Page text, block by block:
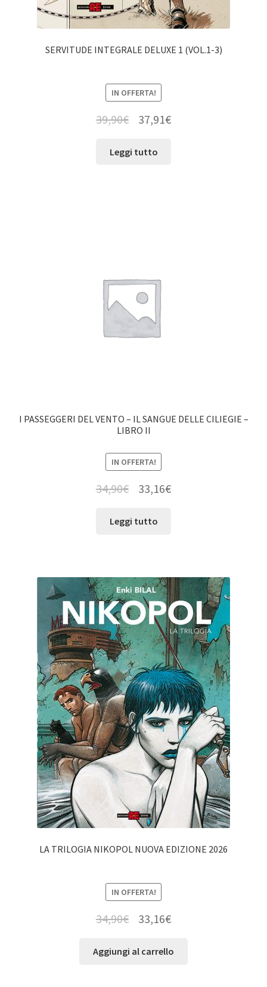
SERVITUDE INTEGRALE DELUXE 1 (VOL.1-3)
IN OFFERTA!
39,90€ 37,91€
Leggi tutto
I PASSEGGERI DEL VENTO – IL SANGUE DELLE CILIEGIE –
LIBRO II
IN OFFERTA!
34,90€ 33,16€
Leggi tutto
LA TRILOGIA NIKOPOL NUOVA EDIZIONE 2026
IN OFFERTA!
34,90€ 33,16€
Aggiungi al carrello